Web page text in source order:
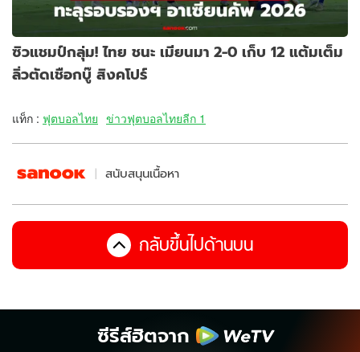
ซิวแชมป์กลุ่ม! ไทย ชนะ เมียนมา 2-0 เก็บ 12 แต้มเต็ม
ลิ่วตัดเชือกบู๊ สิงคโปร์
แท็ก : ฟุตบอลไทย ข่าวฟุตบอลไทยลีก 1
สนับสนุนเนื้อหา
กลับขึ้นไปด้านบน
ซีรีส์ฮิตจาก